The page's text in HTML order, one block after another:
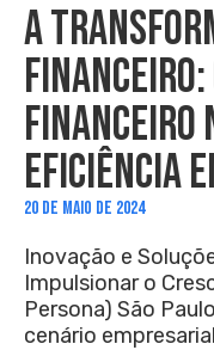
A
FINANCEIRO
EFICIÊNCIA
20 DE MAIO DE 2024
Inovação e
Impulsionar o
Persona) São
cenário